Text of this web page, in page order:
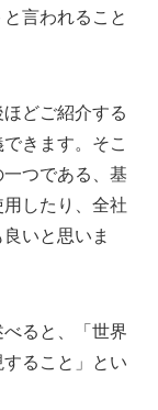
言われること
どご紹介する
きます。そこ
つである、基
したり、全社
いと思いま
ると、「世界
ること」とい